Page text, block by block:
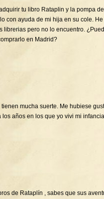
tu libro Rataplin y la pompa de
con ayuda de mi hija en su cole. He
librerias pero no lo encuentro.
en Madrid?
mucha suerte. Me hubiese
años en los que yo vivi mi
de Rataplín , sabes que sus